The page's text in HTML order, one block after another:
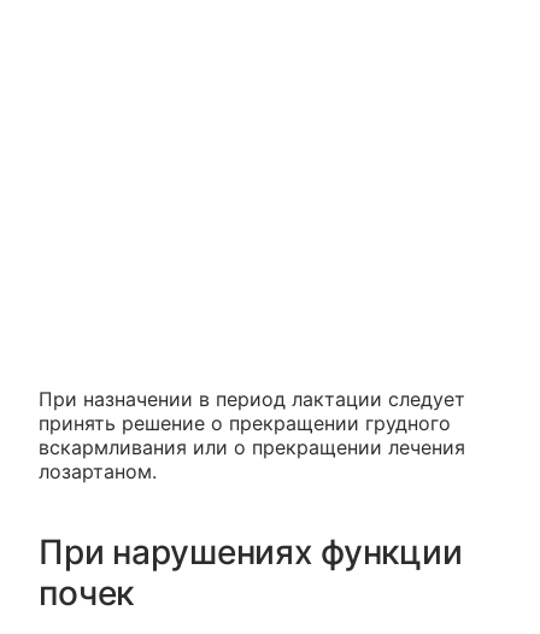
При назначении в период лактации следует
принять решение о прекращении грудного
вскармливания или о прекращении лечения
лозартаном.
При нарушениях функции
почек